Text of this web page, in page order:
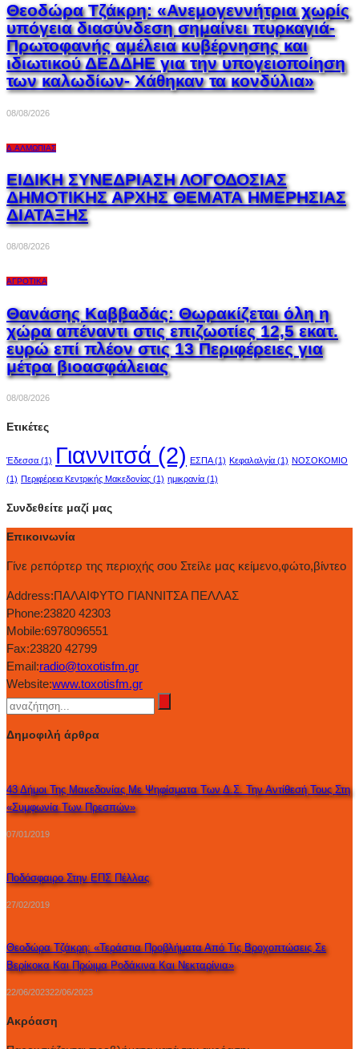
Θεοδώρα Τζάκρη: «Ανεμογεννήτρια χωρίς
υπόγεια διασύνδεση σημαίνει πυρκαγιά-
Πρωτοφανής αμέλεια κυβέρνησης και
ιδιωτικού ΔΕΔΔΗΕ για την υπογειοποίηση
των καλωδίων- Χάθηκαν τα κονδύλια»
08/08/2026
Δ.ΑΛΜΩΠΊΑΣ
ΕΙΔΙΚΗ ΣΥΝΕΔΡΙΑΣΗ ΛΟΓΟΔΟΣΙΑΣ
ΔΗΜΟΤΙΚΗΣ ΑΡΧΗΣ ΘΕΜΑΤΑ ΗΜΕΡΗΣΙΑΣ
ΔΙΑΤΑΞΗΣ
08/08/2026
ΑΓΡΟΤΙΚΆ
Θανάσης Καββαδάς: Θωρακίζεται όλη η
χώρα απέναντι στις επιζωοτίες 12,5 εκατ.
ευρώ επί πλέον στις 13 Περιφέρειες για
μέτρα βιοασφάλειας
08/08/2026
Ετικέτες
Έδεσσα (1) Γιαννιτσά (2) ΕΣΠΑ(1) Κεφαλαλγία (1) ΝΟΣΟΚΟΜΙΟ
(1) Περιφέρεια Κεντρικής Μακεδονίας (1) ημικρανία (1)
Συνδεθείτε μαζί μας
Επικοινωνία
Γίνε ρεπόρτερ της περιοχής σου Στείλε μας κείμενο,φώτο,βίντεο
Address:ΠΑΛΑΙΦΥΤΟ ΓΙΑΝΝΙΤΣΑ ΠΕΛΛΑΣ
Phone:23820 42303
Mobile:6978096551
Fax:23820 42799
Email:radio@toxotisfm.gr
Website:www.toxotisfm.gr
Δημοφιλή άρθρα
43 Δήμοι Της Μακεδονίας Με Ψηφίσματα Των Δ.Σ. Την Αντίθεσή Τους Στη
«Συμφωνία Των Πρεσπών»
07/01/2019
Ποδόσφαιρο Στην ΕΠΣ Πέλλας
27/02/2019
Θεοδώρα Τζάκρη: «Τεράστια Προβλήματα Από Τις Βροχοπτώσεις Σε
Βερίκοκα Και Πρώιμα Ροδάκινα Και Νεκταρίνια»
22/06/202322/06/2023
Ακρόαση